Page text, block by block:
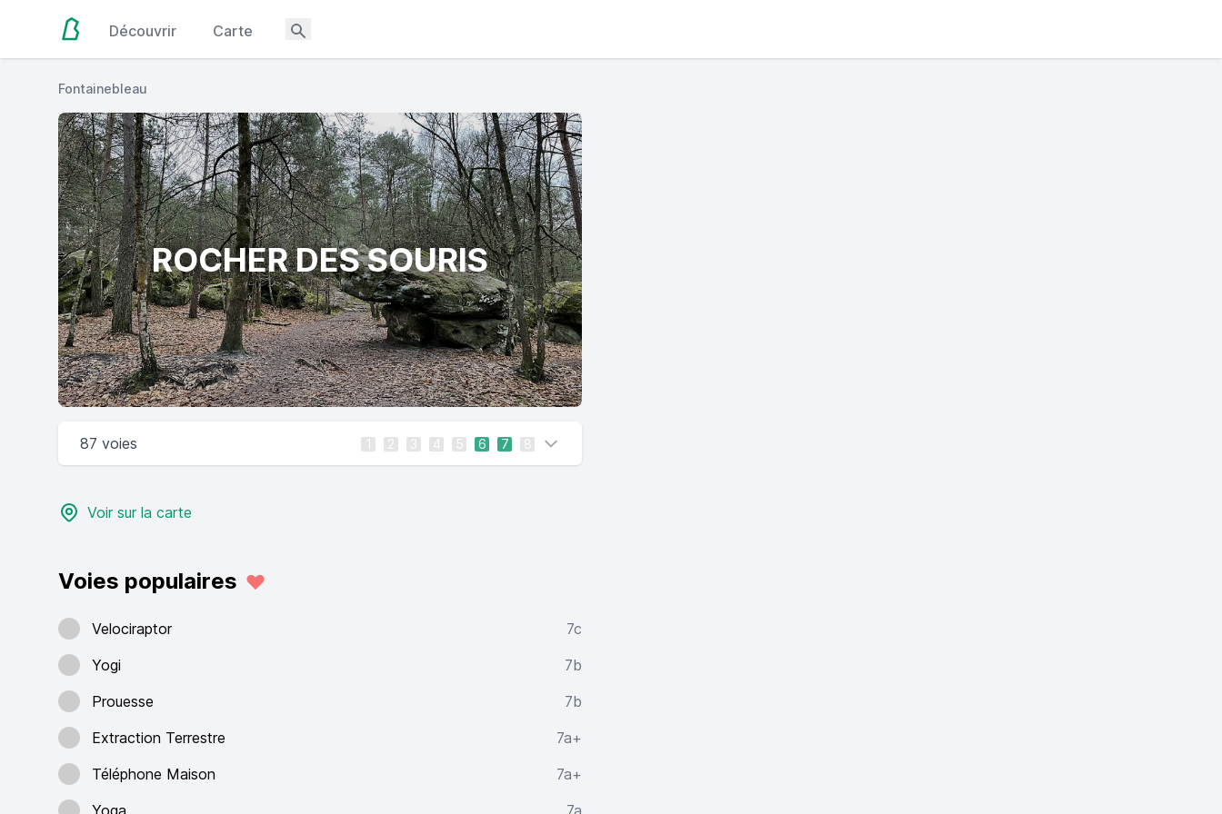
Découvrir Carte
Fontainebleau
ROCHER DES SOURIS
87 voies 1 2 3 4 5 6 7 8
Voir sur la carte
Voies populaires
Velociraptor
7c
Yogi
7b
Prouesse
7b
Extraction Terrestre
7a+
Téléphone Maison
7a+
Yoga
7a